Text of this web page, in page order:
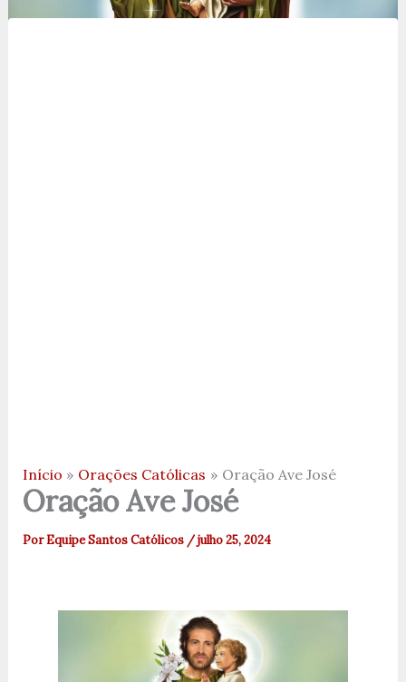
Início Orações Católicas Oração Ave José
Oração Ave José
PorEquipe Santos Católicos /julho 25, 2024